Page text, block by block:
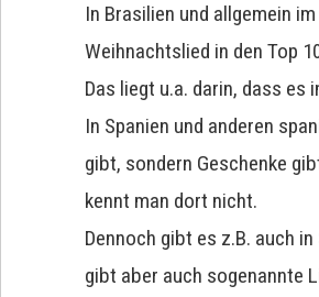
In Brasilien und allgemein
Weihnachtslied in den Top
Das liegt u.a. darin, dass es
In Spanien und anderen
gibt, sondern Geschenke
kennt man dort nicht.
Dennoch gibt es z.B. auch
gibt aber auch sogenannte